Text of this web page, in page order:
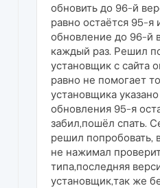
обновить до 96-й
равно остаётся 95-я
обновление до 96-й
каждый раз. Решил
установщик с сайта
равно не помогает
установщика
обновления 95-я
забил,пошёл спать.
решил попробовать,
не нажимал
типа,последняя
установщик,так же